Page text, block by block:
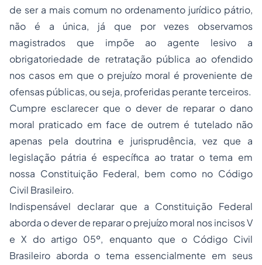
de ser a mais comum no ordenamento jurídico pátrio,
não é a única, já que por vezes observamos
magistrados que impõe ao agente lesivo a
obrigatoriedade de retratação pública ao ofendido
nos casos em que o prejuízo moral é proveniente de
ofensas públicas, ou seja, proferidas perante terceiros.
Cumpre esclarecer que o dever de reparar o dano
moral praticado em face de outrem é tutelado não
apenas pela doutrina e jurisprudência, vez que a
legislação pátria é específica ao tratar o tema em
nossa Constituição Federal, bem como no Código
Civil Brasileiro.
Indispensável declarar que a Constituição Federal
aborda o dever de reparar o prejuízo moral nos incisos V
e X do artigo 05º, enquanto que o Código Civil
Brasileiro aborda o tema essencialmente em seus